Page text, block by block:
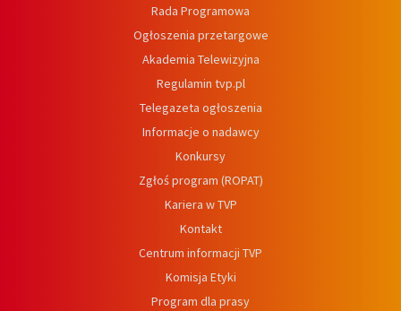
Rada Programowa
Ogłoszenia przetargowe
Akademia Telewizyjna
Regulamin tvp.pl
Telegazeta ogłoszenia
Informacje o nadawcy
Konkursy
Zgłoś program (ROPAT)
Kariera w TVP
Kontakt
Centrum informacji TVP
Komisja Etyki
Program dla prasy